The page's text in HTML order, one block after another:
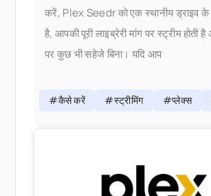
करें, Plex Seedr को एक स्थानीय ड्राइव के
है, आपकी पूरी लाइब्रेरी मांग पर स्ट्रीम होती
पर कुछ भी सहेजे बिना। यदि आप
#कैसे करें #स्ट्रीमिंग #प्लेक्स